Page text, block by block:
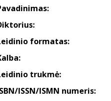
formatas:
trukmė:
ISSN/ISMN numeris: